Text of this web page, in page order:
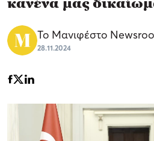
κανένα μας
Το Μανιφέστο
28.11.2024